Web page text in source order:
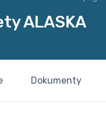
ALASKA
Dokumenty